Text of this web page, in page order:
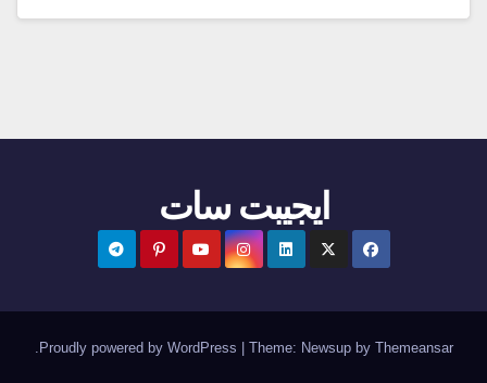
ايجيبت سات
Proudly powered by WordPress Theme: Newsupby Themeansar